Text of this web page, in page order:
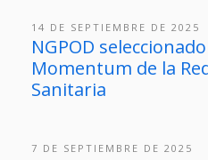
14 DE SEPTIEMBRE DE 2025
NGPOD
Momentum de la
Sanitaria
7 DE SEPTIEMBRE DE 2025